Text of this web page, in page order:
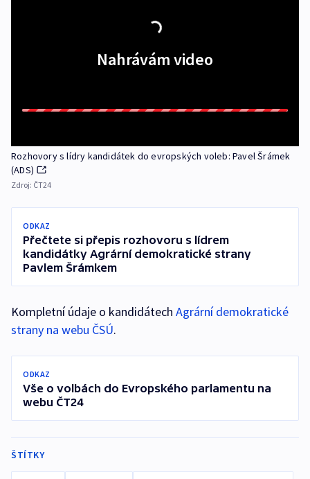
Nahrávám video
Rozhovory s lídry kandidátek do evropských voleb: Pavel Šrámek
(ADS)
Zdroj: ČT24
ODKAZ
Přečtete si přepis rozhovoru s lídrem
kandidátky Agrární demokratické strany
Pavlem Šrámkem
Kompletní údaje o kandidátech Agrární demokratické
strany na webu ČSÚ.
ODKAZ
Vše o volbách do Evropského parlamentu na
webu ČT24
ŠTÍTKY